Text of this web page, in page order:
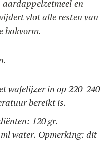
en
vlot alle resten van
bakvorm.
wafelijzer in op 220-240
bereikt is.
120 gr.
water. Opmerking: dit